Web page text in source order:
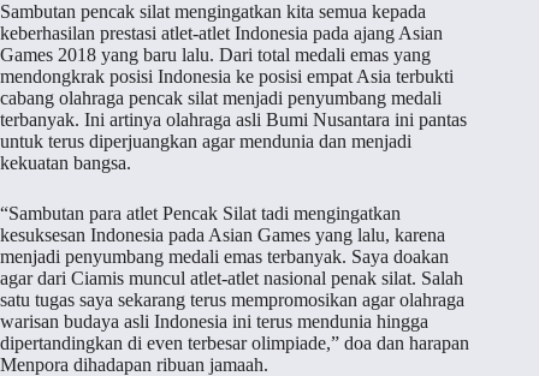
Sambutan pencak silat mengingatkan kita semua kepada
keberhasilan prestasi atlet-atlet Indonesia pada ajang Asian
Games 2018 yang baru lalu. Dari total medali emas yang
mendongkrak posisi Indonesia ke posisi empat Asia terbukti
cabang olahraga pencak silat menjadi penyumbang medali
terbanyak. Ini artinya olahraga asli Bumi Nusantara ini pantas
untuk terus diperjuangkan agar mendunia dan menjadi
kekuatan bangsa.
“Sambutan para atlet Pencak Silat tadi mengingatkan
kesuksesan Indonesia pada Asian Games yang lalu, karena
menjadi penyumbang medali emas terbanyak. Saya doakan
agar dari Ciamis muncul atlet-atlet nasional penak silat. Salah
satu tugas saya sekarang terus mempromosikan agar olahraga
warisan budaya asli Indonesia ini terus mendunia hingga
dipertandingkan di even terbesar olimpiade,” doa dan harapan
Menpora dihadapan ribuan jamaah.